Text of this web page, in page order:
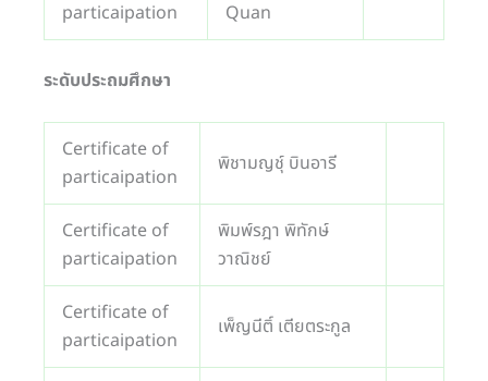
particaipation
Quan
ระดับประถมศึกษา
Certificate of
particaipation
พิชามญชุ์ บินอารี
Certificate of
particaipation
พิมพ์รฎา พิทักษ์
วาณิชย์
Certificate of
particaipation
เพ็ญนีติ์ เตียตระกูล